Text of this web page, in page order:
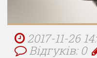
2017-11-26
Відгуків: 0